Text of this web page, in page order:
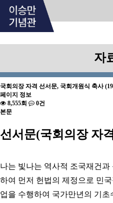
자
국회의장 자격 선서문, 국회개원식 축사
페이지 정보
8,555회
0건
본문
선서문(국회의장 자
나는 빛나는 역사적 조국재건
하여 먼저 헌법의 제정으로 민
업을 수행하여 국가만년의 기